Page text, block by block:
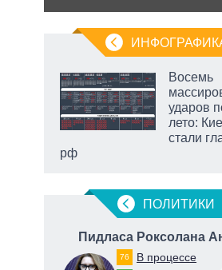
Восемь
ударов
лето:
стали
рф
ПОЛИТИКИ
Пидласа Роксолана
76 В процессе